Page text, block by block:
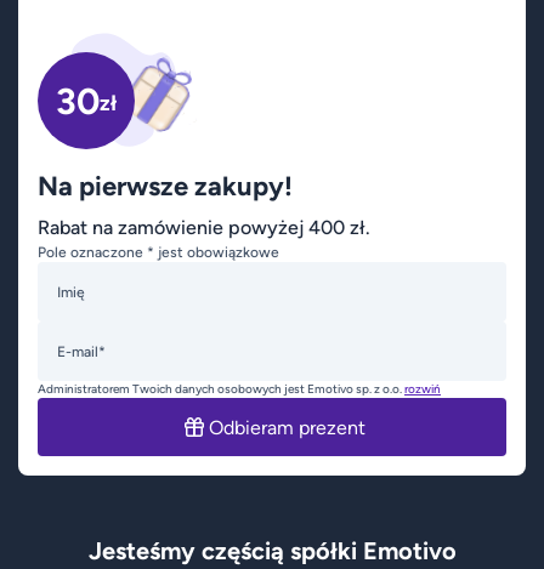
30zł
Na pierwsze zakupy!
Rabat na zamówienie powyżej 400 zł.
Pole oznaczone * jest obowiązkowe
Imię
E-mail*
Administratorem Twoich danych osobowych jest Emotivo sp. z o.o.rozwiń
Odbieram prezent
Jesteśmy częścią spółki Emotivo